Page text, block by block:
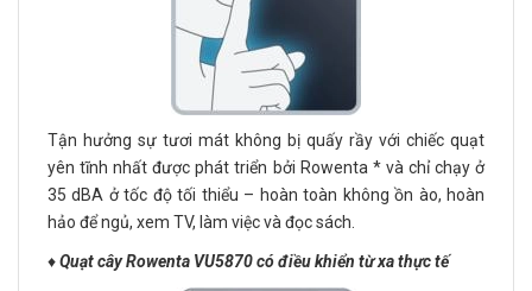
Tận hưởng sự tươi mát không bị quấy rầy với chiếc quạt
yên tĩnh nhất được phát triển bởi Rowenta * và chỉ chạy ở
35 dBA ở tốc độ tối thiểu – hoàn toàn không ồn ào, hoàn
hảo để ngủ, xem TV, làm việc và đọc sách.
♦️Quạt cây Rowenta VU5870 có điều khiển từ xa thực tế